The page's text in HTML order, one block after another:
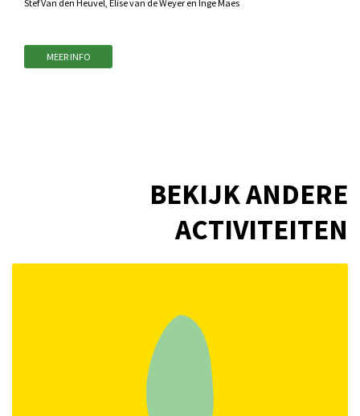
Stef Van den Heuvel, Elise van de Weyer en Inge Maes
MEER INFO
BEKIJK ANDERE
ACTIVITEITEN